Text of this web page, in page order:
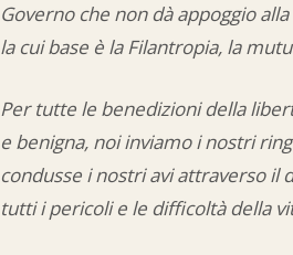
Governo che non dà appoggio
la cui base è la Filantropia, la
Per tutte le benedizioni della
e benigna, noi inviamo i nostri
condusse i nostri avi attraverso
tutti i pericoli e le difficoltà della